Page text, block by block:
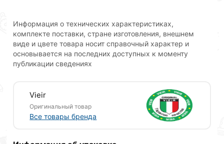
котел и др.
ОСНОВНЫЕ ХАРАКТЕРИСТИКИ
• длина 60 см;
• вид соединения ВР 3/4" х НР 3/4" (гайка - штуцер);
• диаметр 3/4 дюйма (d20).
мышкой
«Добавить в корзину»
Информация о технических характеристиках,
комплекте поставки, стране изготовления, внешнем
виде и цвете товара носит справочный характер и
основывается на последних доступных к моменту
публикации сведениях
Vieir
Оригинальный товар
Все товары бренда